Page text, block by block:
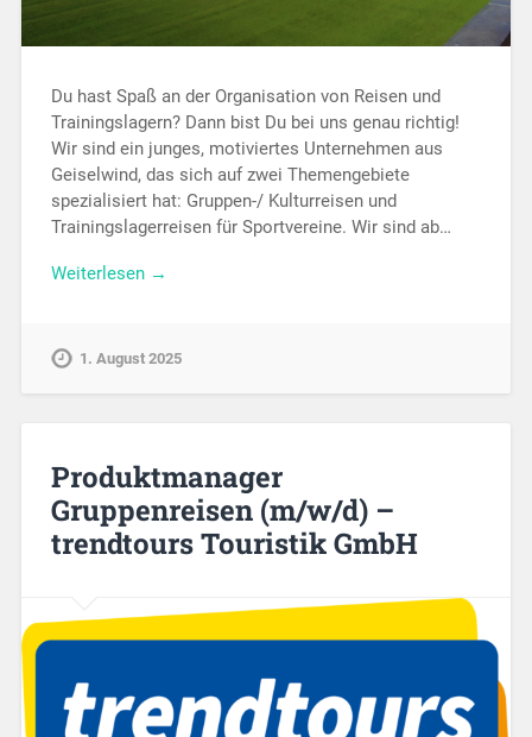
Du hast Spaß an der Organisation von Reisen und
Trainingslagern? Dann bist Du bei uns genau richtig!
Wir sind ein junges, motiviertes Unternehmen aus
Geiselwind, das sich auf zwei Themengebiete
spezialisiert hat: Gruppen-/ Kulturreisen und
Trainingslagerreisen für Sportvereine. Wir sind ab…
Weiterlesen →
1. August 2025
Produktmanager
Gruppenreisen (m/w/d) –
trendtours Touristik GmbH